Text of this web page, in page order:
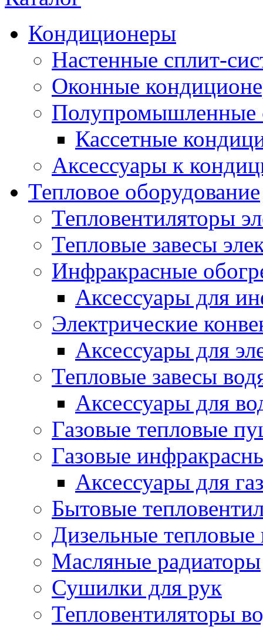
Кондиционеры
Настенные сплит-
Оконные
Полупромышленные
Кассетные
Аксессуары к
Тепловое оборудование
Тепловентиляторы
Тепловые завесы
Инфракрасные
Аксессуары для
Электрические
Аксессуары для
Тепловые завесы
Аксессуары для
Газовые тепловые
Газовые
Аксессуары для
Бытовые
Дизельные
Масляные радиаторы
Сушилки для рук
Тепловентиляторы